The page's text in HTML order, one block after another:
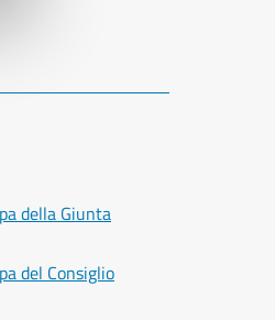
della Giunta
del Consiglio